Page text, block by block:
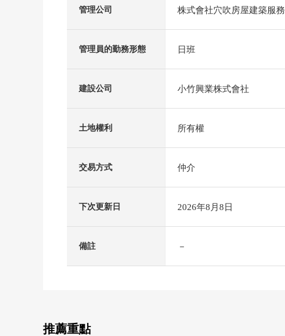
管理公司 株式會社穴吹房屋建築服務
管理員的勤務形態 日班
建設公司 小竹興業株式會社
土地權利 所有權
交易方式 仲介
下次更新日 2026年8月8日
備註 －
推薦重點